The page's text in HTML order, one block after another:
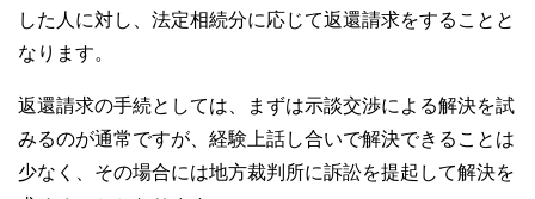
した人に対し、法定相続分に応じて返還請求をすることと
なります。
返還請求の手続としては、まずは示談交渉による解決を試
みるのが通常ですが、経験上話し合いで解決できることは
少なく、その場合には地方裁判所に訴訟を提起して解決を